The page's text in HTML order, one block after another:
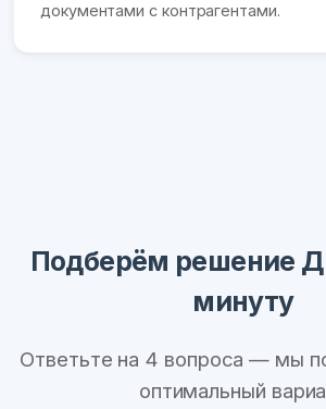
документами с контрагентами.
Подберём решение
минуту
Ответьте на 4 вопроса — мы
оптимальный